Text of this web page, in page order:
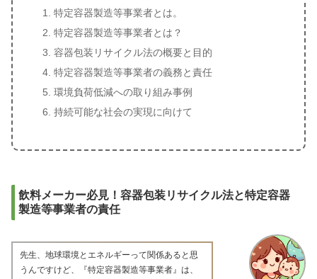
特定容器製造等事業者とは。
特定容器製造等事業者とは？
容器包装リサイクル法の概要と目的
特定容器製造等事業者の義務と責任
環境負荷低減への取り組み事例
持続可能な社会の実現に向けて
飲料メーカー必見！容器包装リサイクル法と特定容器
製造等事業者の責任
先生、地球環境とエネルギーって関係あると思
うんですけど、『特定容器製造等事業者』は、